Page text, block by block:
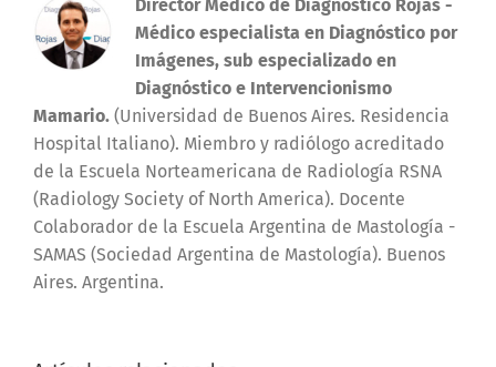
Director Médico de Diagnóstico Rojas -
Médico especialista en Diagnóstico por
Imágenes, sub especializado en
Diagnóstico e Intervencionismo
Mamario. (Universidad de Buenos Aires. Residencia
Hospital Italiano). Miembro y radiólogo acreditado
de la Escuela Norteamericana de Radiología RSNA
(Radiology Society of North America). Docente
Colaborador de la Escuela Argentina de Mastología -
SAMAS (Sociedad Argentina de Mastología). Buenos
Aires. Argentina.